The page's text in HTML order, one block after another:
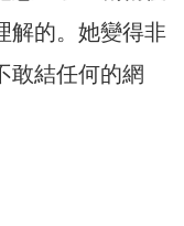
解的。她變得非
敢結任何的網